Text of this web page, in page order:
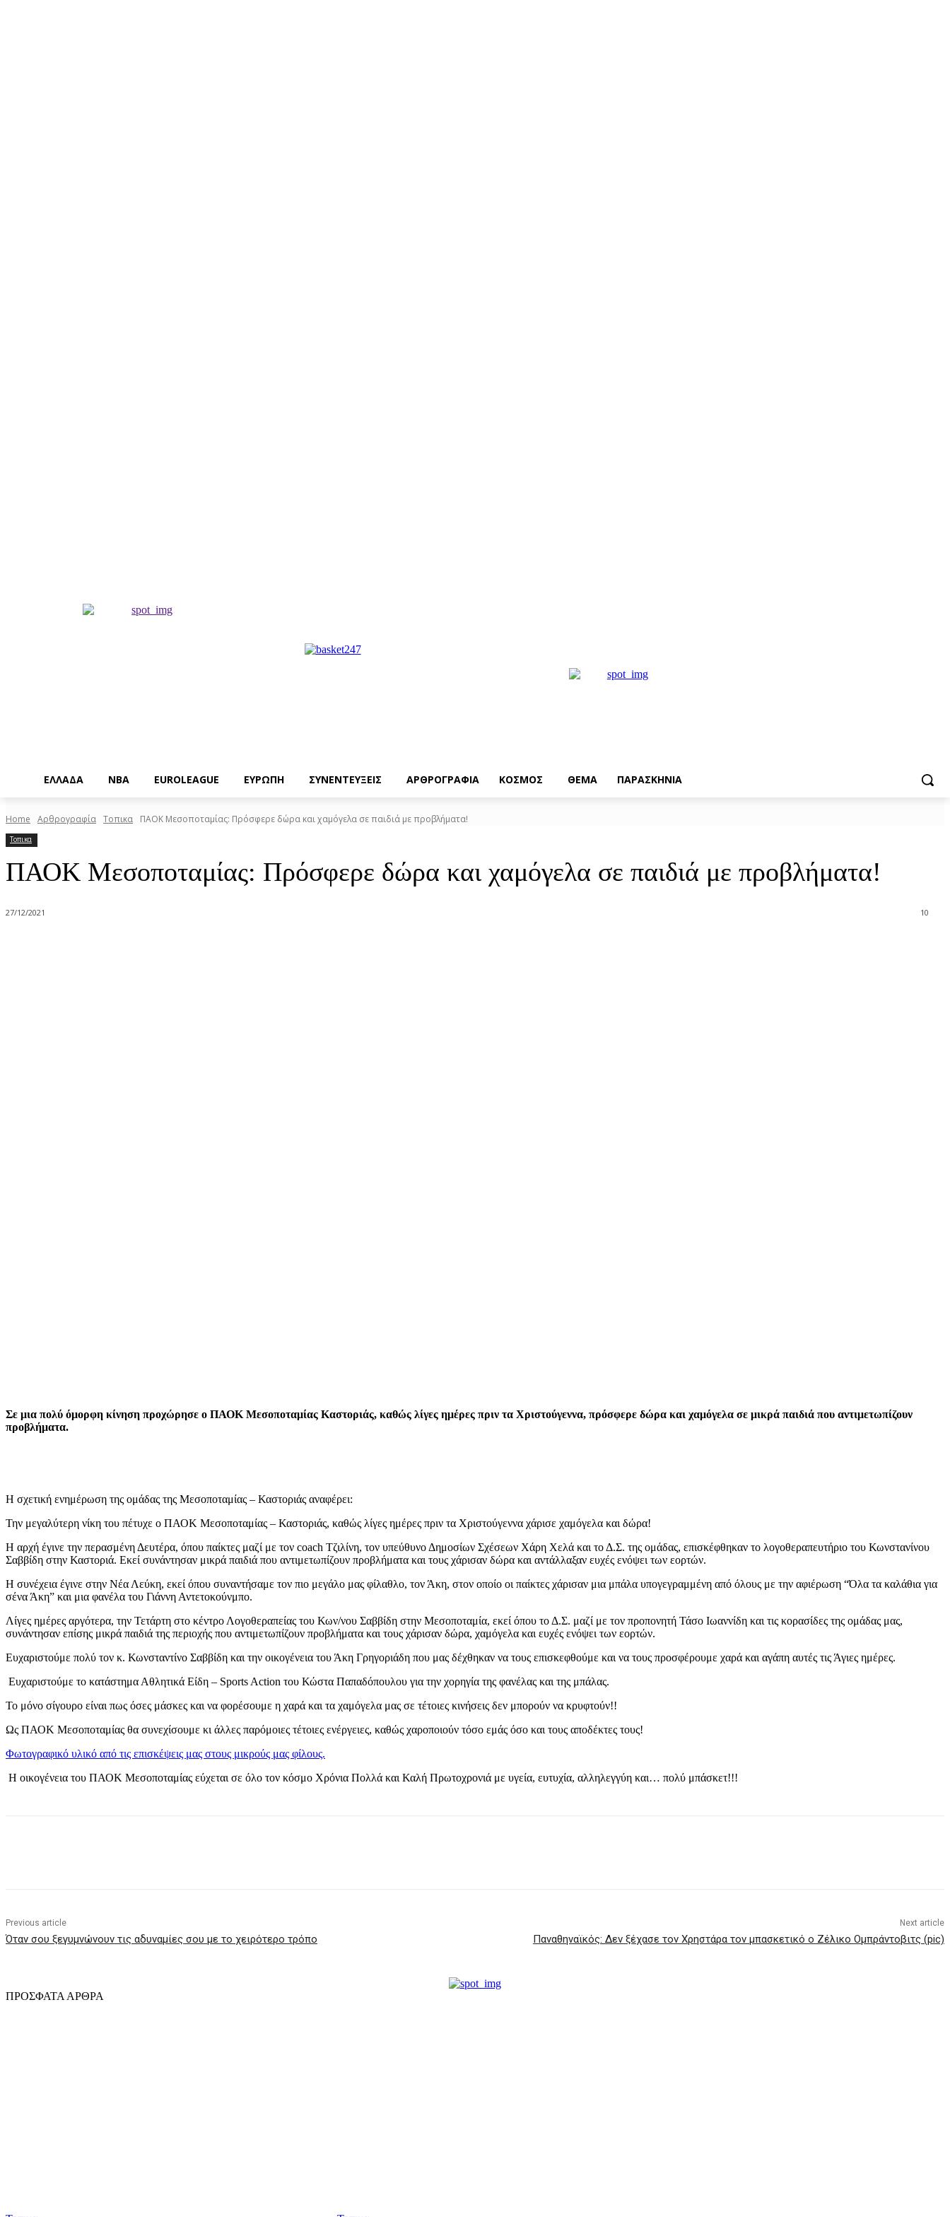
EΛΛΑΔΑ NBA ΕUROLEAGUE ΕΥΡΩΠΗ ΣΥΝΕΝΤΕΥΞΕΙΣ ΑΡΘΡΟΓΡΑΦΙΑ ΚΟΣΜΟΣ ΘΕΜΑ ΠΑΡΑΣΚΗΝΙΑ
Home Αρθρογραφία Τοπικα ΠΑΟΚ Μεσοποταμίας: Πρόσφερε δώρα και χαμόγελα σε παιδιά με προβλήματα!
Τοπικα
ΠΑΟΚ Μεσοποταμίας: Πρόσφερε δώρα και χαμόγελα σε παιδιά με προβλήματα!
27/12/2021 10
Σε μια πολύ όμορφη κίνηση προχώρησε ο ΠΑΟΚ Μεσοποταμίας Καστοριάς, καθώς λίγες ημέρες πριν τα Χριστούγεννα, πρόσφερε δώρα και χαμόγελα σε μικρά παιδιά που αντιμετωπίζουν
προβλήματα.
Η σχετική ενημέρωση της ομάδας της Μεσοποταμίας – Καστοριάς αναφέρει:
Την μεγαλύτερη νίκη του πέτυχε ο ΠΑΟΚ Μεσοποταμίας – Καστοριάς, καθώς λίγες ημέρες πριν τα Χριστούγεννα χάρισε χαμόγελα και δώρα!
Η αρχή έγινε την περασμένη Δευτέρα, όπου παίκτες μαζί με τον coach Τζιλίνη, τον υπεύθυνο Δημοσίων Σχέσεων Χάρη Χελά και το Δ.Σ. της ομάδας, επισκέφθηκαν το λογοθεραπευτήριο του Κωνστανίνου
Σαββίδη στην Καστοριά. Εκεί συνάντησαν μικρά παιδιά που αντιμετωπίζουν προβλήματα και τους χάρισαν δώρα και αντάλλαξαν ευχές ενόψει των εορτών.
Η συνέχεια έγινε στην Νέα Λεύκη, εκεί όπου συναντήσαμε τον πιο μεγάλο μας φίλαθλο, τον Άκη, στον οποίο οι παίκτες χάρισαν μια μπάλα υπογεγραμμένη από όλους με την αφιέρωση “Όλα τα καλάθια για
σένα Άκη” και μια φανέλα του Γιάννη Αντετοκούνμπο.
Λίγες ημέρες αργότερα, την Τετάρτη στο κέντρο Λογοθεραπείας του Κων/νου Σαββίδη στην Μεσοποταμία, εκεί όπου το Δ.Σ. μαζί με τον προπονητή Τάσο Ιωαννίδη και τις κορασίδες της ομάδας μας,
συνάντησαν επίσης μικρά παιδιά της περιοχής που αντιμετωπίζουν προβλήματα και τους χάρισαν δώρα, χαμόγελα και ευχές ενόψει των εορτών.
Ευχαριστούμε πολύ τον κ. Κωνσταντίνο Σαββίδη και την οικογένεια του Άκη Γρηγοριάδη που μας δέχθηκαν να τους επισκεφθούμε και να τους προσφέρουμε χαρά και αγάπη αυτές τις Άγιες ημέρες.
Ευχαριστούμε το κατάστημα Αθλητικά Είδη – Sports Action του Κώστα Παπαδόπουλου για την χορηγία της φανέλας και της μπάλας.
Το μόνο σίγουρο είναι πως όσες μάσκες και να φορέσουμε η χαρά και τα χαμόγελα μας σε τέτοιες κινήσεις δεν μπορούν να κρυφτούν!!
Ως ΠΑΟΚ Μεσοποταμίας θα συνεχίσουμε κι άλλες παρόμοιες τέτοιες ενέργειες, καθώς χαροποιούν τόσο εμάς όσο και τους αποδέκτες τους!
Φωτογραφικό υλικό από τις επισκέψεις μας στους μικρούς μας φίλους.
Η οικογένεια του ΠΑΟΚ Μεσοποταμίας εύχεται σε όλο τον κόσμο Χρόνια Πολλά και Καλή Πρωτοχρονιά με υγεία, ευτυχία, αλληλεγγύη και… πολύ μπάσκετ!!!
Previous article
Όταν σου ξεγυμνώνουν τις αδυναμίες σου με το χειρότερο τρόπο
Next article
Παναθηναϊκός: Δεν ξέχασε τον Χρηστάρα τον μπασκετικό ο Ζέλικο Ομπράντοβιτς (pic)
ΠΡΟΣΦΑΤΑ ΑΡΘΡΑ